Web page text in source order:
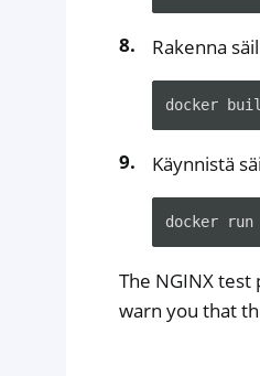
Rakenna
docker
Käynnistä
docker
The NGINX
warn you that